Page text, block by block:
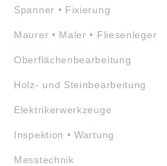
Spanner • Fixierung
Maurer • Maler • Fliesenleger
Oberflächenbearbeitung
Holz- und Steinbearbeitung
Elektrikerwerkzeuge
Inspektion • Wartung
Messtechnik